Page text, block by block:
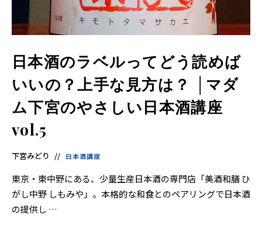
日本酒のラベルってどう読めば
いいの？上手な見方は？ │マダ
ム下宮のやさしい日本酒講座
vol.5
下宮みどり 日本酒講座
東京・東中野にある、少量生産日本酒の専門店「美酒和膳 ひ
がし中野 しもみや」。本格的な和食とのペアリングで日本酒
の提供し …